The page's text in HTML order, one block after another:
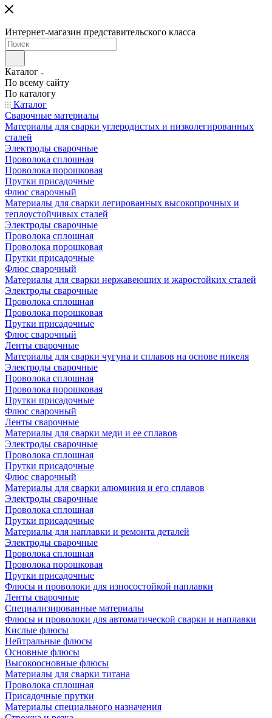
Интернет-магазин представительского класса
Каталог
По всему сайту
По каталогу
Каталог
Сварочные материалы
Материалы для сварки углеродистых и низколегированных
сталей
Электроды сварочные
Проволока сплошная
Проволока порошковая
Прутки присадочные
Флюс сварочный
Материалы для сварки легированных высокопрочных и
теплоустойчивых сталей
Электроды сварочные
Проволока сплошная
Проволока порошковая
Прутки присадочные
Флюс сварочный
Материалы для сварки нержавеющих и жаростойких сталей
Электроды сварочные
Проволока сплошная
Проволока порошковая
Прутки присадочные
Флюс сварочный
Ленты сварочные
Материалы для сварки чугуна и сплавов на основе никеля
Электроды сварочные
Проволока сплошная
Проволока порошковая
Прутки присадочные
Флюс сварочный
Ленты сварочные
Материалы для сварки меди и ее сплавов
Электроды сварочные
Проволока сплошная
Прутки присадочные
Флюс сварочный
Материалы для сварки алюминия и его сплавов
Электроды сварочные
Проволока сплошная
Прутки присадочные
Материалы для наплавки и ремонта деталей
Электроды сварочные
Проволока сплошная
Проволока порошковая
Прутки присадочные
Флюсы и проволоки для износостойкой наплавки
Ленты сварочные
Специализированные материалы
Флюсы и проволоки для автоматической сварки и наплавки
Кислые флюсы
Нейтральные флюсы
Основные флюсы
Высокоосновные флюсы
Материалы для сварки титана
Проволока сплошная
Присадочные прутки
Материалы специального назначения